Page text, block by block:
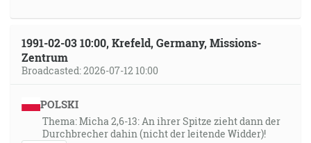
1991-02-03 10:00, Krefeld, Germany, Missions-
Zentrum
Broadcasted: 2026-07-12 10:00
POLSKI
Thema: Micha 2,6-13: An ihrer Spitze zieht dann der
Durchbrecher dahin (nicht der leitende Widder)!